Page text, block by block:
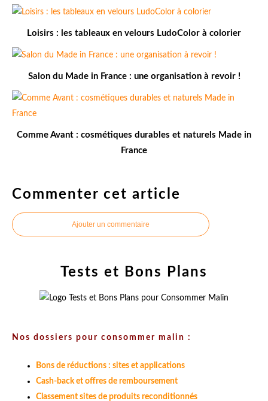
Loisirs : les tableaux en velours LudoColor à colorier
Salon du Made in France : une organisation à revoir !
Comme Avant : cosmétiques durables et naturels Made in
France
Commenter cet article
Ajouter un commentaire
Tests et Bons Plans
Nos dossiers pour consommer malin :
Bons de réductions : sites et applications
Cash-back et offres de remboursement
Classement sites de produits reconditionnés